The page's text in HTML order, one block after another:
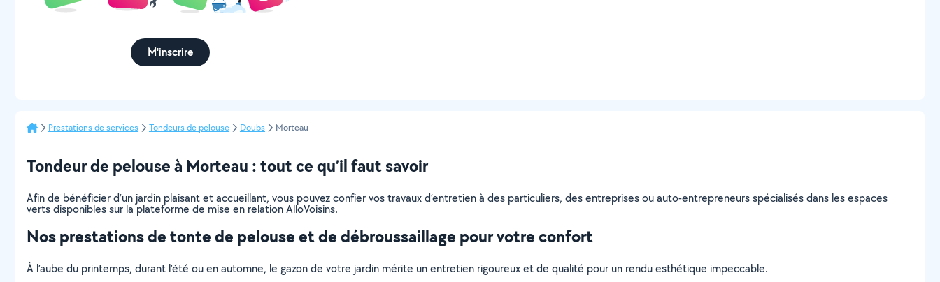
M'inscrire
Prestations de services Tondeurs de pelouse Doubs Morteau
Tondeur de pelouse à Morteau : tout ce qu’il faut savoir
Afin de bénéficier d’un jardin plaisant et accueillant, vous pouvez confier vos travaux d’entretien à des particuliers, des entreprises ou auto-entrepreneurs spécialisés dans les espaces
verts disponibles sur la plateforme de mise en relation AlloVoisins.
Nos prestations de tonte de pelouse et de débroussaillage pour votre confort
À l’aube du printemps, durant l’été ou en automne, le gazon de votre jardin mérite un entretien rigoureux et de qualité pour un rendu esthétique impeccable.